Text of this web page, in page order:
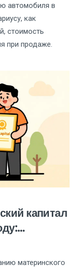
автомобиля в
как
стоимость
при продаже.
капитал
материнского